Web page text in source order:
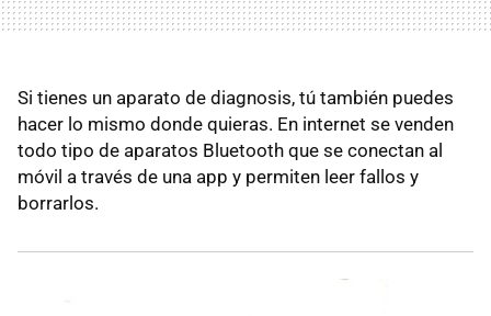
Si tienes un aparato de diagnosis, tú también puedes
hacer lo mismo donde quieras. En internet se venden
todo tipo de aparatos Bluetooth que se conectan al
móvil a través de una app y permiten leer fallos y
borrarlos.